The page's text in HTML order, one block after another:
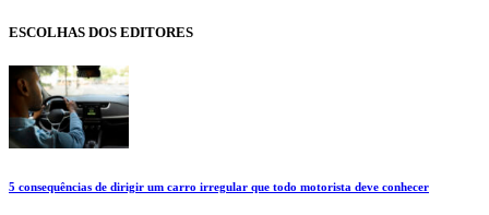
ESCOLHAS DOS EDITORES
5 consequências de dirigir um carro irregular que todo motorista deve conhecer